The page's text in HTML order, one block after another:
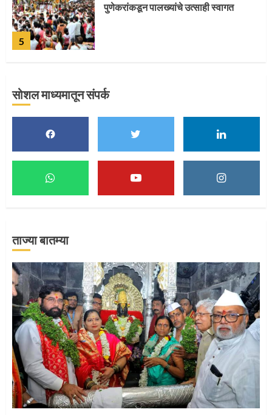
5
पुणेकरांकडून पालख्यांचे उत्साही स्वागत
मुख्यमंत्र्यांच्या हस्ते विठ्ठलाची महापूजा
माऊलींच्या पादुकांना नीरा स्नान
3
माऊलींची पालखी खंडेरायाच्या जेजुरीत
सोशल माध्यमातून संपर्क
ताज्या बातम्या